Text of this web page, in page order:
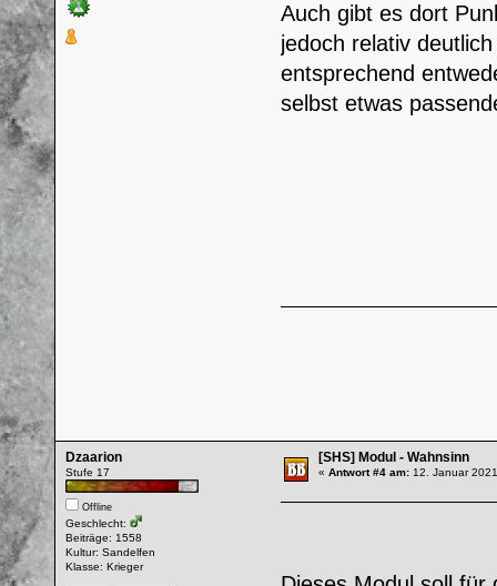
Auch gibt es dort
jedoch relativ
entsprechend
selbst etwas
Dzaarion
Stufe 17
Offline
Geschlecht:
Beiträge: 1558
Kultur: Sandelfen
Klasse: Krieger
[SHS] Modul - Wahnsinn
«Antwort #4 am: 12. Januar